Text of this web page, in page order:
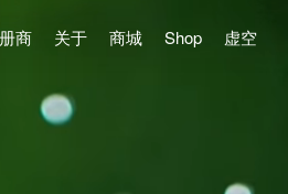
商 关于 商城 Shop 虚空